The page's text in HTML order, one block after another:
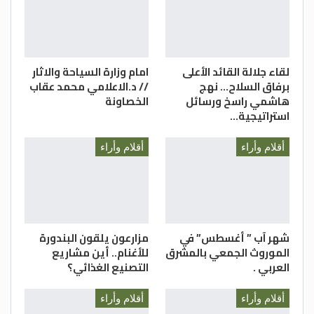
أنا أتمنى أن تعيش منطقتنا الهدوء والاستقرار ، لكن
“أمريكا” ومن معها يريدون فرض سيطرتهم رغم أنهم
“ضعفاء “للغاية ، وما من حرب دخلوها حتى خسروها و
باعترافهم هم ، فأن أرادوا دخول حرب جديدة ضد “اليمن
” فأنا متأكد بأن اليمنيين سوف يرحبون بهم
ب”طريقتهم الخاصة “.
لقاء جلالة القائد الأعلى
برفاق السلاح… نهج
هاشمي راسخ ورسائل
استراتيجية…
امام وزارة السياحة والاثار
// د.الاعلامي محمد عقاب
الخصاونة
أقلام وأراء
شهر آب ” أغسطس” في
الموروث الجمعي بالمشرق
العربي .
أقلام وأراء
مزارعون يلقون البندورة
للأغنام.. أين مشاريع
التصنيع الغذائي؟
أقلام وأراء أقلام وأراء